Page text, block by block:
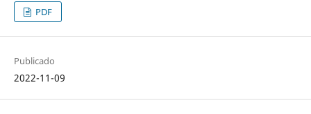
PDF
Publicado
2022-11-09